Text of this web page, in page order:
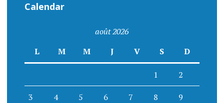
Calendar
août 2026
L
M M J V S D
1 2
3 4 5 6 7 8 9